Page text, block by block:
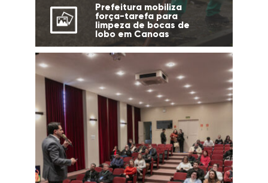
Prefeitura mobiliza
força-tarefa para
limpeza de bocas de
lobo em Canoas